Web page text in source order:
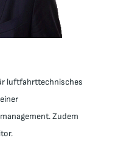
luftfahrttechnisches
Zudem